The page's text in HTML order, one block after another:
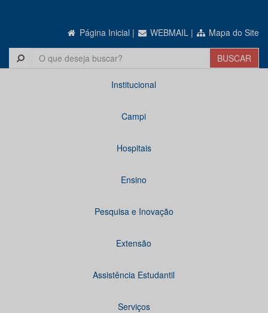
Página Inicial | WEBMAIL | Mapa do Site
Institucional
Campi
Hospitais
Ensino
Pesquisa e Inovação
Extensão
Assistência Estudantil
Serviços